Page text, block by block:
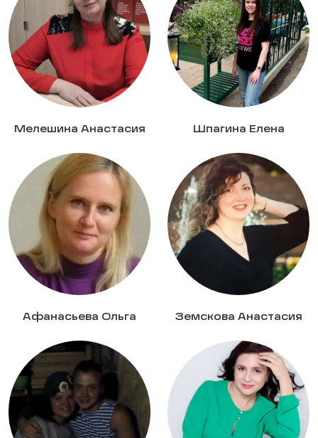
Мелешина Анастасия Шпагина Елена
Афанасьева Ольга Земскова Анастасия